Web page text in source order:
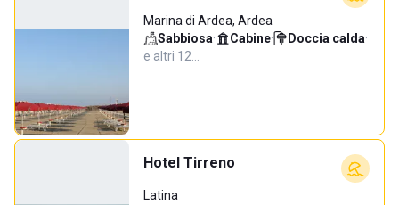
Marina di Ardea, Ardea
Sabbiosa· Cabine· Doccia calda·
e altri 12…
Hotel Tirreno
Latina